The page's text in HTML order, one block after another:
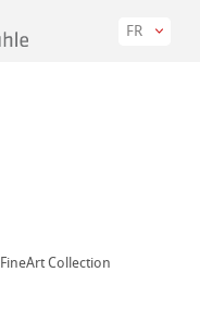
FR
FineArt Collection